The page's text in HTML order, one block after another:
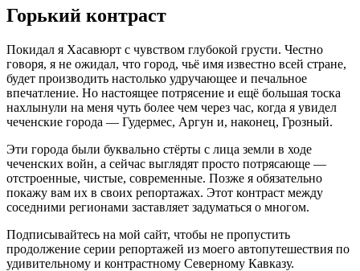
Горький контраст
Покидал я Хасавюрт с чувством глубокой грусти. Честно
говоря, я не ожидал, что город, чьё имя известно всей стране,
будет производить настолько удручающее и печальное
впечатление. Но настоящее потрясение и ещё большая тоска
нахлынули на меня чуть более чем через час, когда я увидел
чеченские города — Гудермес, Аргун и, наконец, Грозный.
Эти города были буквально стёрты с лица земли в ходе
чеченских войн, а сейчас выглядят просто потрясающе —
отстроенные, чистые, современные. Позже я обязательно
покажу вам их в своих репортажах. Этот контраст между
соседними регионами заставляет задуматься о многом.
Подписывайтесь на мой сайт, чтобы не пропустить
продолжение серии репортажей из моего автопутешествия по
удивительному и контрастному Северному Кавказу.